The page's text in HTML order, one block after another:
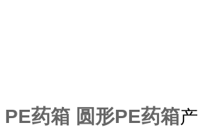
药箱 圆形PE药箱